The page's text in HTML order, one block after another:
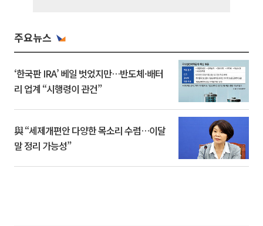
주요뉴스
‘한국판 IRA’ 베일 벗었지만…반도체·배터
리 업계 “시행령이 관건”
與 “세제개편안 다양한 목소리 수렴…이달
말 정리 가능성”